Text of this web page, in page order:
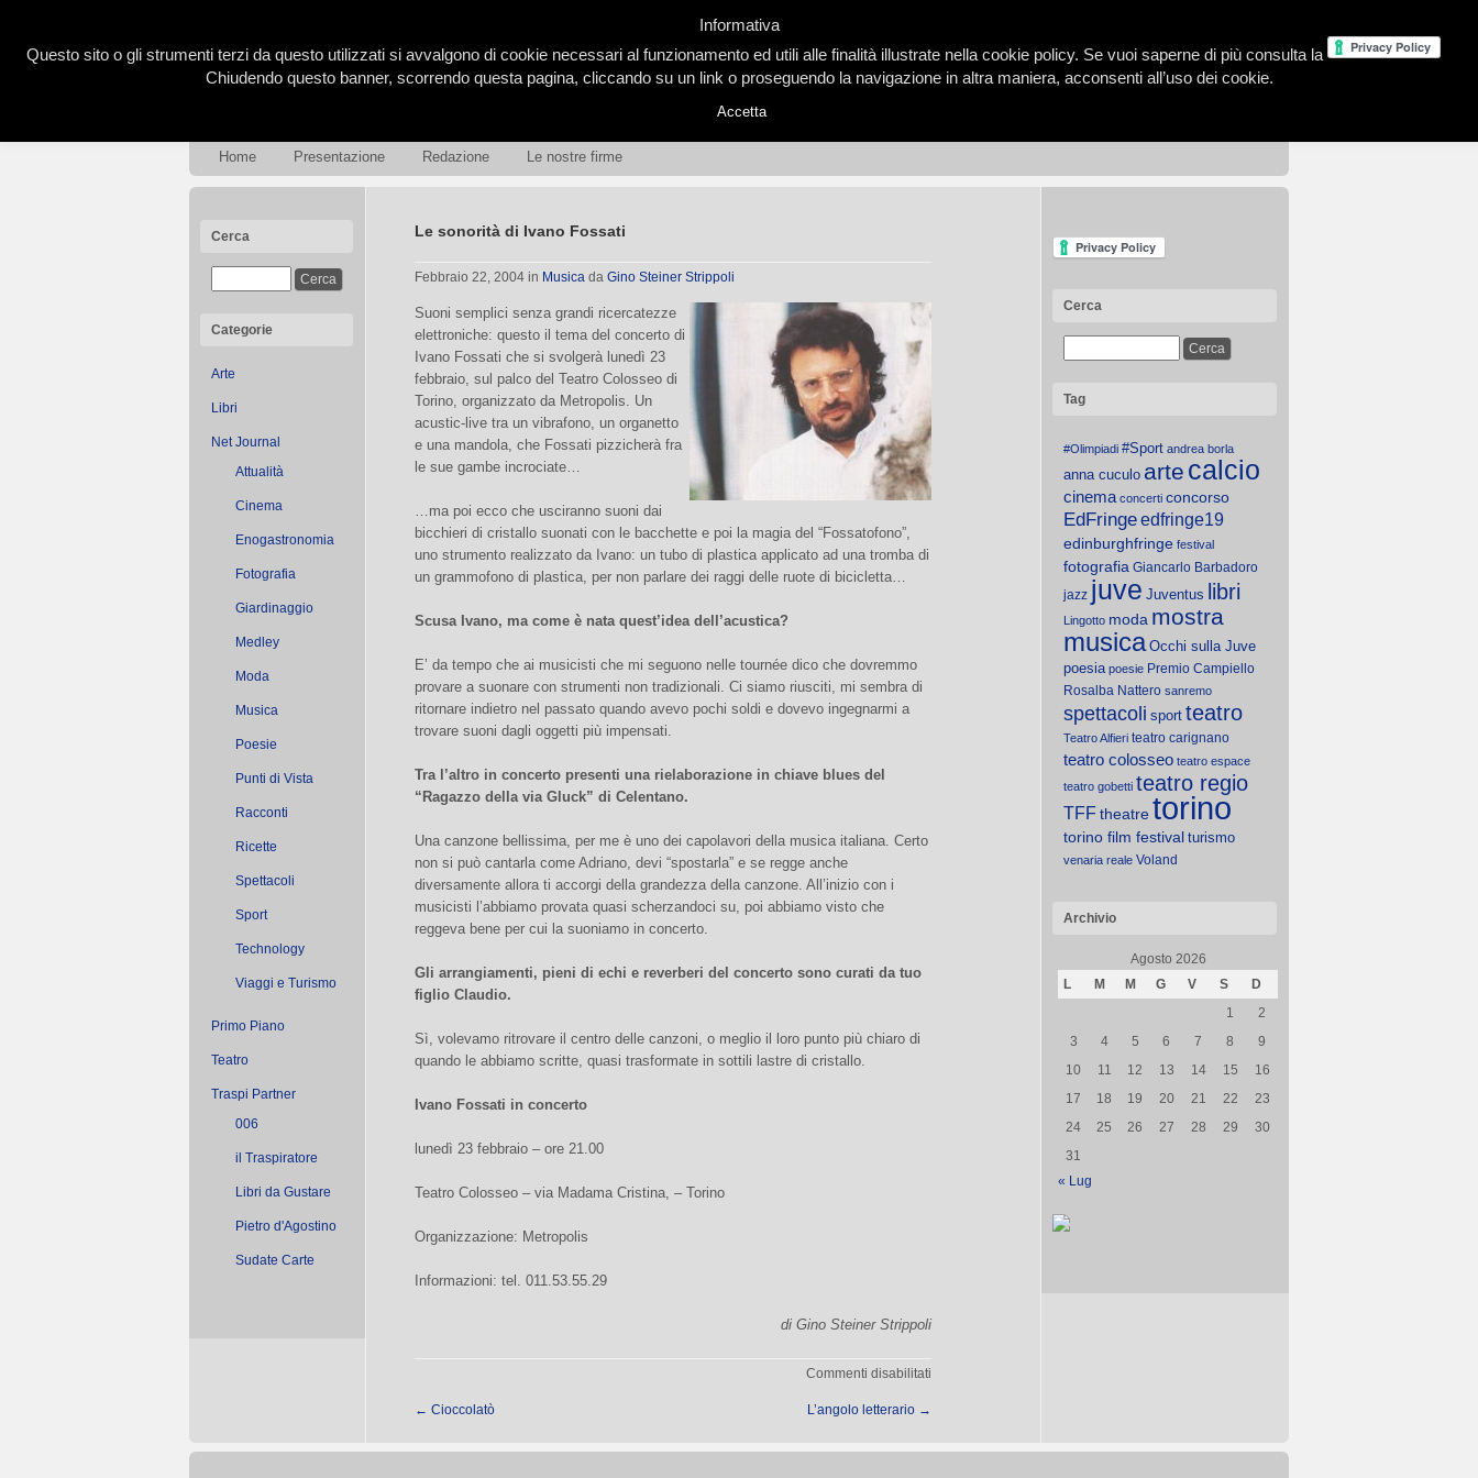
Home Presentazione Redazione Le nostre firme
Cerca
Categorie
Arte
Libri
Net Journal
Attualità
Cinema
Enogastronomia
Fotografia
Giardinaggio
Medley
Moda
Musica
Poesie
Punti di Vista
Racconti
Ricette
Spettacoli
Sport
Technology
Viaggi e Turismo
Primo Piano
Teatro
Traspi Partner
006
il Traspiratore
Libri da Gustare
Pietro d'Agostino
Sudate Carte
Le sonorità di Ivano Fossati
Febbraio 22, 2004 in Musica da Gino Steiner Strippoli
Suoni semplici senza grandi ricercatezze
elettroniche: questo il tema del concerto di
Ivano Fossati che si svolgerà lunedì 23
febbraio, sul palco del Teatro Colosseo di
Torino, organizzato da Metropolis. Un
acustic-live tra un vibrafono, un organetto
e una mandola, che Fossati pizzicherà fra
le sue gambe incrociate…
…ma poi ecco che usciranno suoni dai
bicchieri di cristallo suonati con le bacchette e poi la magia del “Fossatofono”,
uno strumento realizzato da Ivano: un tubo di plastica applicato ad una tromba di
un grammofono di plastica, per non parlare dei raggi delle ruote di bicicletta…
Scusa Ivano, ma come è nata quest’idea dell’acustica?
E’ da tempo che ai musicisti che mi seguono nelle tournée dico che dovremmo
provare a suonare con strumenti non tradizionali. Ci siamo riusciti, mi sembra di
ritornare indietro nel passato quando avevo pochi soldi e dovevo ingegnarmi a
trovare suoni dagli oggetti più impensati.
Tra l’altro in concerto presenti una rielaborazione in chiave blues del
“Ragazzo della via Gluck” di Celentano.
Una canzone bellissima, per me è uno dei capolavori della musica italiana. Certo
non si può cantarla come Adriano, devi “spostarla” e se regge anche
diversamente allora ti accorgi della grandezza della canzone. All’inizio con i
musicisti l’abbiamo provata quasi scherzandoci su, poi abbiamo visto che
reggeva bene per cui la suoniamo in concerto.
Gli arrangiamenti, pieni di echi e reverberi del concerto sono curati da tuo
figlio Claudio.
Sì, volevamo ritrovare il centro delle canzoni, o meglio il loro punto più chiaro di
quando le abbiamo scritte, quasi trasformate in sottili lastre di cristallo.
Ivano Fossati in concerto
lunedì 23 febbraio – ore 21.00
Teatro Colosseo – via Madama Cristina, – Torino
Organizzazione: Metropolis
Informazioni: tel. 011.53.55.29
di Gino Steiner Strippoli
Commenti disabilitati
← Cioccolatò L’angolo letterario →
Cerca
Tag
#Olimpiadi #Sport andrea borla
anna cuculo arte calcio
cinema concerti concorso
EdFringeedfringe19
edinburghfringe festival
fotografia Giancarlo Barbadoro
jazz juve Juventus libri
Lingotto moda mostra
musica Occhi sulla Juve
poesia poesie Premio Campiello
Rosalba Nattero sanremo
spettacoli sport teatro
Teatro Alfieri teatro carignano
teatro colosseo teatro espace
teatro gobetti teatro regio
TFFtheatretorino
torino film festival turismo
venaria reale Voland
Archivio
Agosto 2026
L
M M G V S
D
1
2
3
4 5 6 7 8
9
10
11 12 13 14 15
16
17
18 19 20 21 22
23
24
25 26 27 28 29
30
31
« Lug
Informativa
Questo sito o gli strumenti terzi da questo utilizzati si avvalgono di cookie necessari al funzionamento ed utili alle finalità illustrate nella cookie policy. Se vuoi saperne di più consulta la
Chiudendo questo banner, scorrendo questa pagina, cliccando su un link o proseguendo la navigazione in altra maniera, acconsenti all’uso dei cookie.
Accetta